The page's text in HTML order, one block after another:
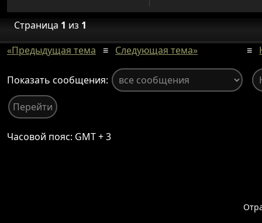
Страница 1 из 1
«Предыдущая тема ≡ Следующая тема» ≡
Показать сообщения:
Часовой пояс: GMT + 3